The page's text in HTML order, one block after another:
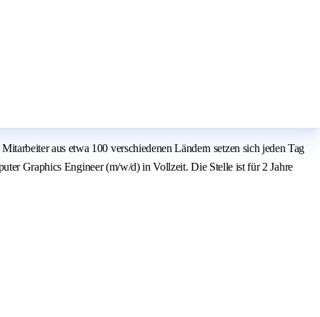
aus etwa 100 verschiedenen Ländern setzen sich jeden Tag
Graphics Engineer (m/w/d) in Vollzeit. Die Stelle ist für 2 Jahre